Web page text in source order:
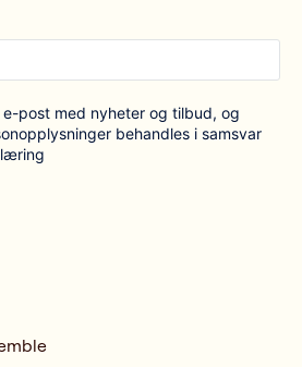
post med nyheter og tilbud, og
behandles i samsvar